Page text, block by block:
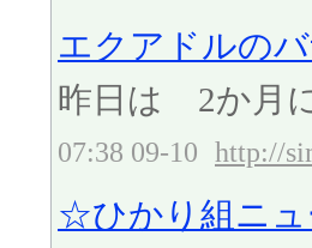
エクアドルの
昨日は 2か月
07:38 09-10 http://
☆ひかり組ニ